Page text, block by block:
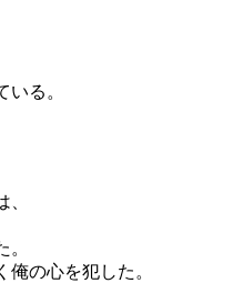
る。
の心を犯した。